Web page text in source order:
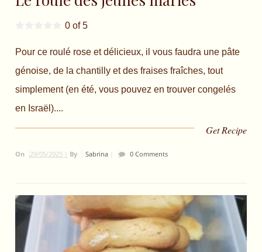
0 of 5
Pour ce roulé rose et délicieux, il vous faudra une pâte
génoise, de la chantilly et des fraises fraîches, tout
simplement (en été, vous pouvez en trouver congelés
en Israël)....
Get Recipe
On 29/05/2025 | By Sabrina| 0 Comments